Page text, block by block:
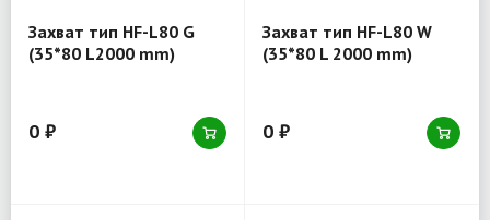
Захват тип HF-L80 G
(35*80 L2000 mm)
0 ₽
Захват тип HF-L80 W
(35*80 L 2000 mm)
0 ₽